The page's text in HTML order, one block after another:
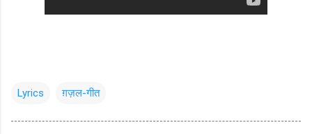
Lyrics ग़ज़ल-गीत